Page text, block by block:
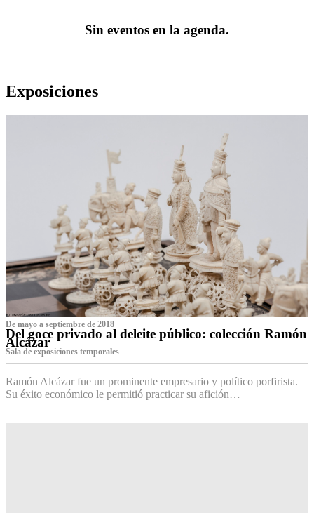
Sin eventos en la agenda.
Exposiciones
De mayo a septiembre de 2018
Del goce privado al deleite público: colección Ramón
Alcázar
Sala de exposiciones temporales
Ramón Alcázar fue un prominente empresario y político porfirista.
Su éxito económico le permitió practicar su afición…